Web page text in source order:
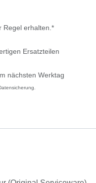
Regel erhalten.*
Ersatzteilen
nächsten Werktag
Datensicherung.